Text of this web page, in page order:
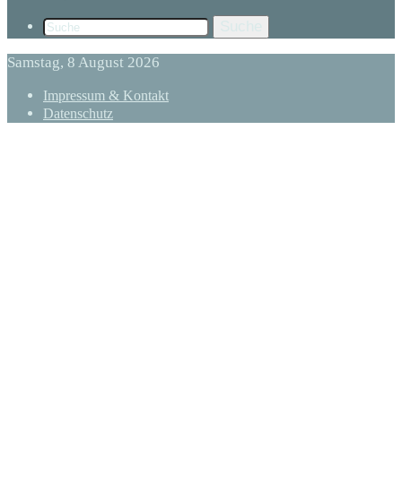
Samstag, 8 August 2026
Impressum & Kontakt
Datenschutz